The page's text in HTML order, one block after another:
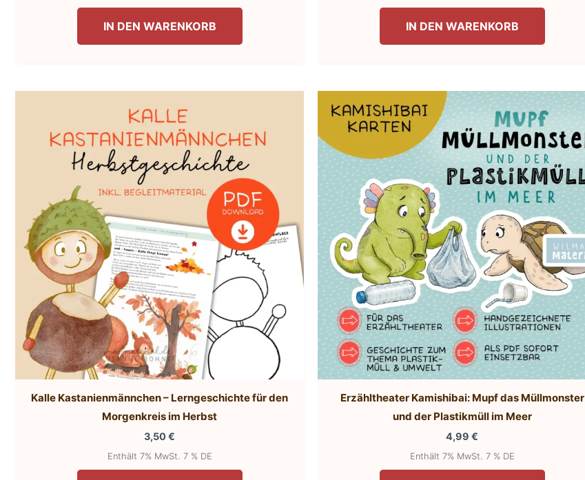
IN DEN WARENKORB IN DEN WARENKORB
Kalle Kastanienmännchen – Lerngeschichte für den
Morgenkreis im Herbst
3,50€
Enthält 7% MwSt. 7 % DE
Erzähltheater Kamishibai: Mupf das Müllmonster
und der Plastikmüll im Meer
4,99€
Enthält 7% MwSt. 7 % DE